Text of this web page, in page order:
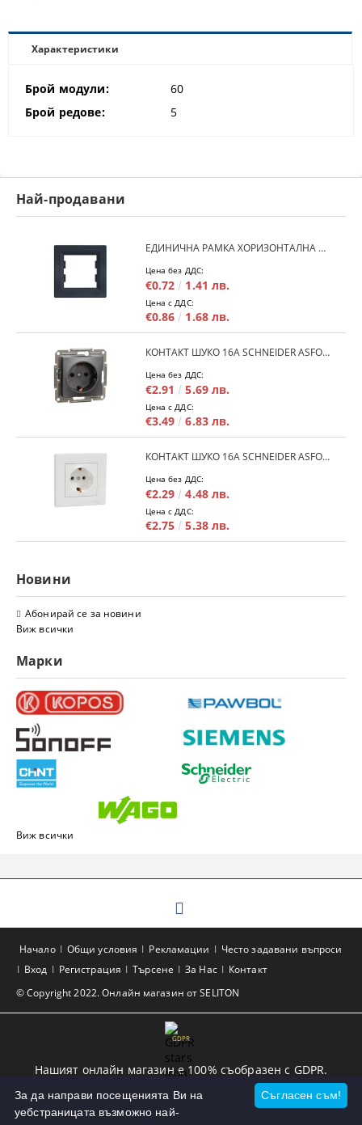
Характеристики
Брой модули:
60
Брой редове:
5
Най-продавани
ЕДИНИЧНА РАМКА ХОРИЗОНТАЛНА SCHNEIDER ASFORA EPH5800171 - АНТРАЦИТ
Цена без ДДС:
€0.72 1.41 лв.
Цена с ДДС:
€0.86 1.68 лв.
КОНТАКТ ШУКО 16A SCHNEIDER ASFORA EPH2900171 - АНРАЦИТ
Цена без ДДС:
€2.91 5.69 лв.
Цена с ДДС:
€3.49 6.83 лв.
КОНТАКТ ШУКО 16A SCHNEIDER ASFORA EPH2900121 - БЯЛ
Цена без ДДС:
€2.29 4.48 лв.
Цена с ДДС:
€2.75 5.38 лв.
Новини
Абонирай се за новини
Виж всички
Марки
Виж всички
© Copyright 2022. Онлайн магазин от SELITON
Начало Общи условия Рекламации
Често задавани въпроси
Вход
Регистрация Търсене За Нас Контакт
GDPR
Нашият онлайн магазин е 100% съобразен с GDPR.
Прочетете нашата политика
Моите лични данни
Съгласен съм!
За да направи посещенията Ви на
уебстраницата възможно най-